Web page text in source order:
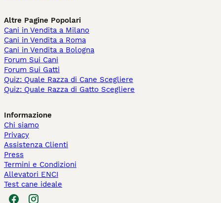
Altre Pagine Popolari
Cani in Vendita a Milano
Cani in Vendita a Roma
Cani in Vendita a Bologna
Forum Sui Cani
Forum Sui Gatti
Quiz: Quale Razza di Cane Scegliere
Quiz: Quale Razza di Gatto Scegliere
Informazione
Chi siamo
Privacy
Assistenza Clienti
Press
Termini e Condizioni
Allevatori ENCI
Test cane ideale